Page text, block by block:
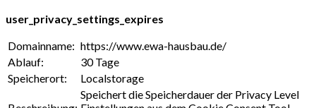
user_privacy_settings_expires
Domainname: https://www.ewa-hausbau.de/
Ablauf:
30 Tage
Speicherort:
Localstorage
Speichert die Speicherdauer der Privacy Level